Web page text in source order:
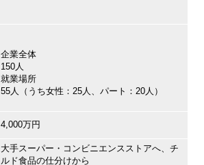
企業全体
150人
就業場所
55人（うち女性：25人、パート：20人）
4,000万円
大手スーパー・コンビニエンスストアへ、チ
ルド食品の仕分けから